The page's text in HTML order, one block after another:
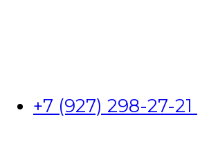
+7 (927) 298-27-21